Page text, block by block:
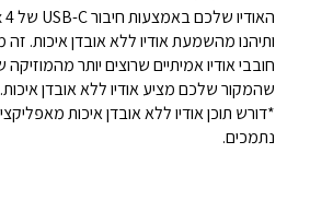
ותיהנו מהשמעת אודיו ללא אובדן איכות.
חובבי אודיו אמיתיים שרוצים יותר
שהמקור שלכם מציע אודיו ללא אובדן איכות.
*דורש תוכן אודיו ללא אובדן איכות
נתמכים.